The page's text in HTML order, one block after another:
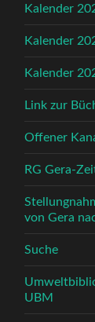
Kalender
Kalender
Kalender
Link zur
Offener
RG Gera-
von Gera
Suche
UBM